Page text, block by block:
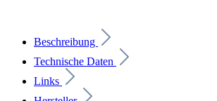
Beschreibung
Technische Daten
Links